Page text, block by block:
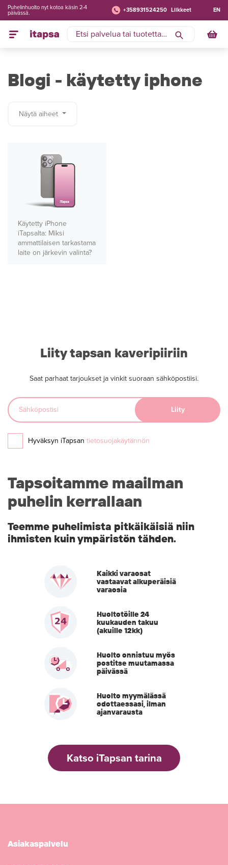
+358931524250 Liikkeet
Puhelinhuolto nyt kotoa käsin 2-4
päivässä.
EN
Blogi - käytetty iphone
Näytä aiheet
Käytetty iPhone
iTapsalta: Miksi
ammattilaisen tarkastama
laite on järkevin valinta?
Liity tapsan kaveripiiriin
Saat parhaat tarjoukset ja vinkit suoraan sähköpostiisi.
Hyväksyn iTapsan tietosuojakäytännön
Tapsoitamme maailman
puhelin kerrallaan
Teemme puhelimista pitkäikäisiä niin
ihmisten kuin ympäristön tähden.
Kaikki varaosat
vastaavat alkuperäisiä
varaosia
Huoltotöille 24
kuukauden takuu
(akuille 12kk)
Huolto onnistuu myös
postitse muutamassa
päivässä
Huolto myymälässä
odottaessasi, ilman
ajanvarausta
Katso iTapsan tarina
Asiakaspalvelu